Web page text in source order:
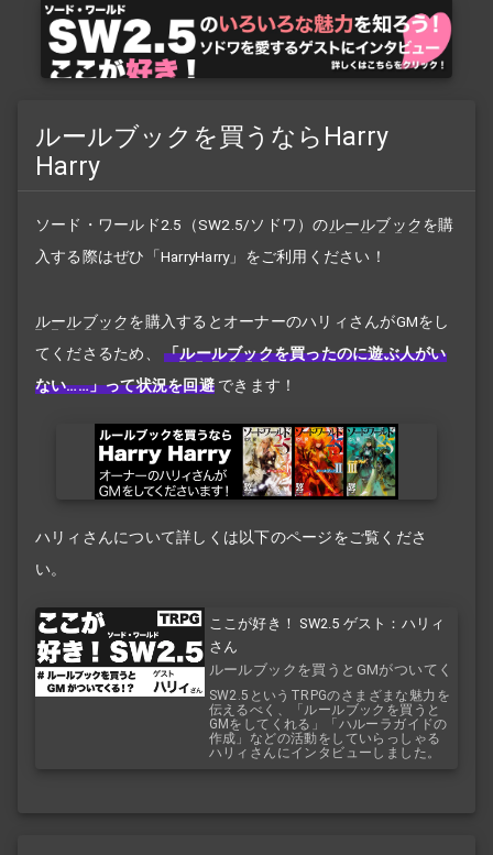
ルールブックを買うならHarry
Harry
ソード・ワールド2.5（SW2.5/ソドワ）のルールブックを購
入する際はぜひ「HarryHarry」をご利用ください！
ルールブックを購入するとオーナーのハリィさんがGMをし
てくださるため、
「ルールブックを買ったのに遊ぶ人がい
ない……」って状況を回避 できます！
ハリィさんについて詳しくは以下のページをご覧くださ
い。
ここが好き！ SW2.5 ゲスト：ハリィ
さん
ルールブックを買うとGMがついてく
る！？
SW2.5というTRPGのさまざまな魅力を
伝えるべく、「ルールブックを買うと
GMをしてくれる」「ハルーラガイドの
作成」などの活動をしていらっしゃる
ハリィさんにインタビューしました。